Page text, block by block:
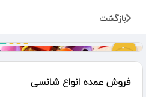
بازگشت
فروش عمده انواع شانسی